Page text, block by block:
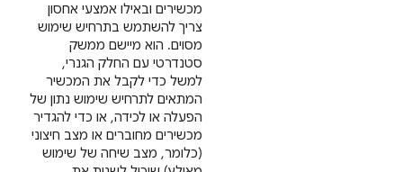
מכשירים ובאילו אמצעי אחסון
צריך להשתמש בתרחיש שימוש
מסוים. הוא מיישם ממשק
סטנדרטי עם החלק הגנרי,
למשל כדי לקבל את המכשיר
המתאים לתרחיש שימוש נתון של
הפעלה או לכידה, או כדי להגדיר
מכשירים מחוברים או מצב חיצוני
(כלומר, מצב שיחה של שימוש